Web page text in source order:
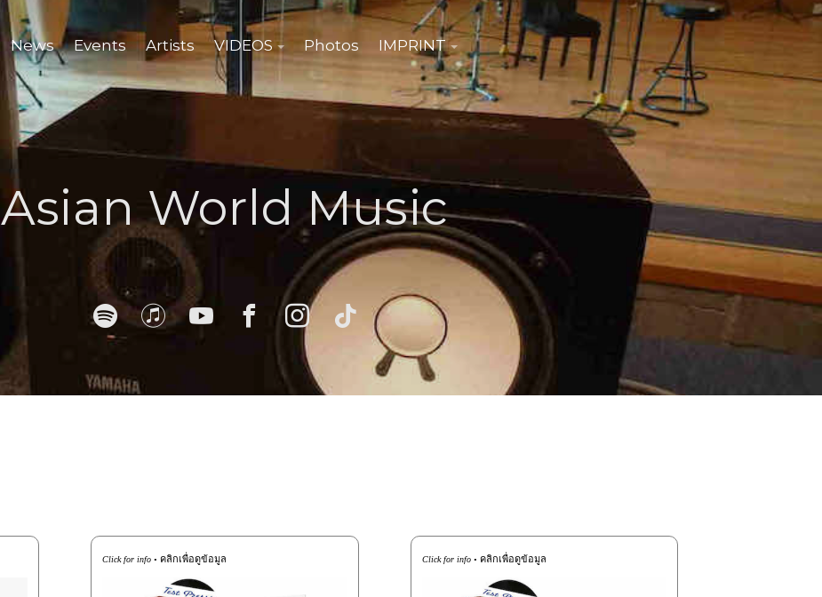
News Events Artists VIDEOS Photos IMPRINT
Asian World Music
Click for info • คลิกเพื่อดูข้อมูล Click for info • คลิกเพื่อดูข้อมูล